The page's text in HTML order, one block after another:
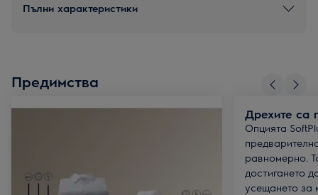
Пълни характеристики
Предимства
Дрехите са
Опцията
равномерно.
достигането
усещането за